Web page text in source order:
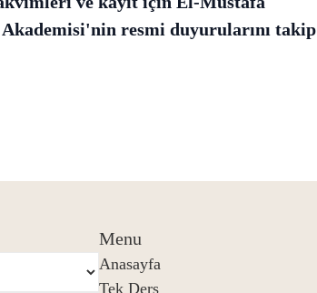
resmi duyurularını takip
Menu
Anasayfa
Tek Ders